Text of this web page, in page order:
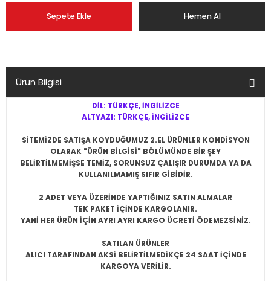
Sepete Ekle Hemen Al
Ürün Bilgisi
DİL: TÜRKÇE, İNGİLİZCE
ALTYAZI: TÜRKÇE, İNGİLİZCE
SİTEMİZDE SATIŞA KOYDUĞUMUZ 2.EL ÜRÜNLER KONDİSYON
OLARAK "ÜRÜN BİLGİSİ" BÖLÜMÜNDE BİR ŞEY
BELİRTİLMEMİŞSE TEMİZ, SORUNSUZ ÇALIŞIR DURUMDA YA DA
KULLANILMAMIŞ SIFIR GİBİDİR.
2 ADET VEYA ÜZERİNDE YAPTIĞINIZ SATIN ALMALAR
TEK PAKET İÇİNDE KARGOLANIR.
YANİ HER ÜRÜN İÇİN AYRI AYRI KARGO ÜCRETİ ÖDEMEZSİNİZ.
SATILAN ÜRÜNLER
ALICI TARAFINDAN AKSİ BELİRTİLMEDİKÇE 24 SAAT İÇİNDE
KARGOYA VERİLİR.